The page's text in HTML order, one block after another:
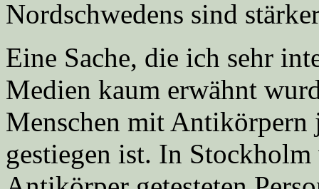
Nordschwedens sind
Eine Sache, die ich sehr
Medien kaum erwähnt
Menschen mit Antikörpern
gestiegen ist. In